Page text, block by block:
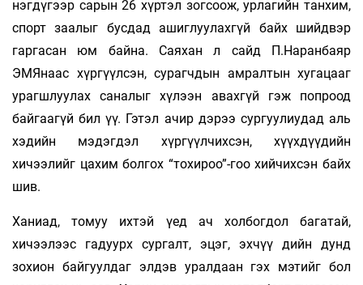
нэгдүгээр сарын 26 хүртэл зогсоож, урлагийн танхим,
спорт заалыг бусдад ашиглуулахгүй байх шийдвэр
гаргасан юм байна. Саяхан л сайд П.Наранбаяр
ЭМЯнаас хүргүүлсэн, сурагчдын амралтын хугацааг
урагшлуулах саналыг хүлээн авахгүй гэж попроод
байгаагүй бил үү. Гэтэл ачир дэрээ сургуулиудад аль
хэдийн мэдэгдэл хүргүүлчихсэн, хүүхдүүдийн
хичээлийг цахим болгох “тохироо”-гоо хийчихсэн байх
шив.
Ханиад, томуу ихтэй үед ач холбогдол багатай,
хичээлээс гадуурх сургалт, эцэг, эхчүү­ дийн дунд
зохион байгуулдаг элдэв уралдаан гэх мэтийг бол